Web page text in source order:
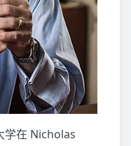
学在 Nicholas